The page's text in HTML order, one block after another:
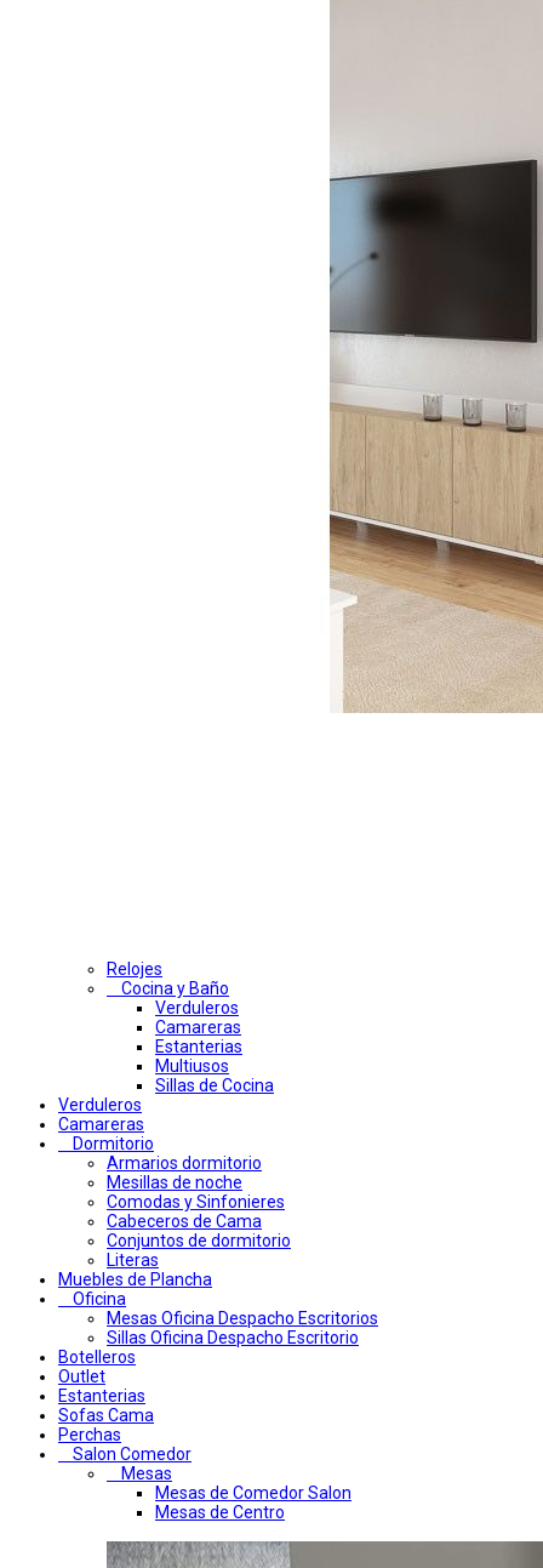
Relojes
Cocina y Baño
Verduleros
Camareras
Estanterias
Multiusos
Sillas de Cocina
Verduleros
Camareras
Dormitorio
Armarios dormitorio
Mesillas de noche
Comodas y Sinfonieres
Cabeceros de Cama
Conjuntos de dormitorio
Literas
Muebles de Plancha
Oficina
Mesas Oficina Despacho Escritorios
Sillas Oficina Despacho Escritorio
Botelleros
Outlet
Estanterias
Sofas Cama
Perchas
Salon Comedor
Mesas
Mesas de Comedor Salon
Mesas de Centro